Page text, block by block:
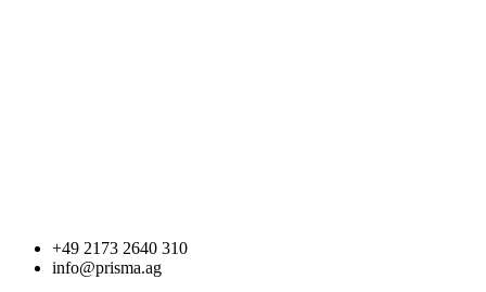
+49 2173 2640 310
info@prisma.ag